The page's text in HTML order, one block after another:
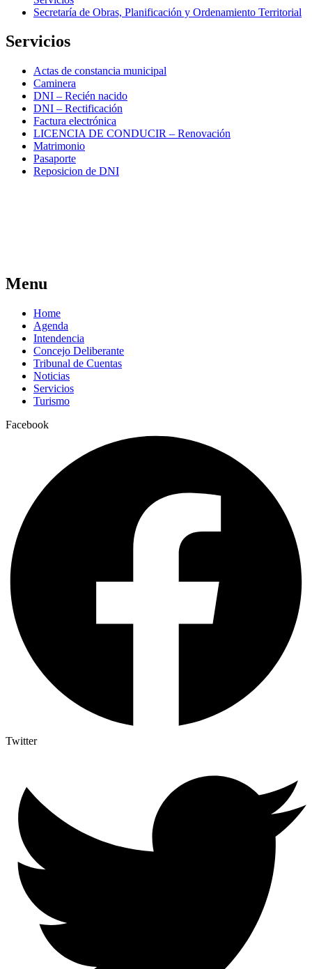
Secretaría de Obras, Planificación y Ordenamiento Territorial
Servicios
Actas de constancia municipal
Caminera
DNI – Recién nacido
DNI – Rectificación
Factura electrónica
LICENCIA DE CONDUCIR – Renovación
Matrimonio
Pasaporte
Reposicion de DNI
Menu
Home
Agenda
Intendencia
Concejo Deliberante
Tribunal de Cuentas
Noticias
Servicios
Turismo
Facebook
Twitter